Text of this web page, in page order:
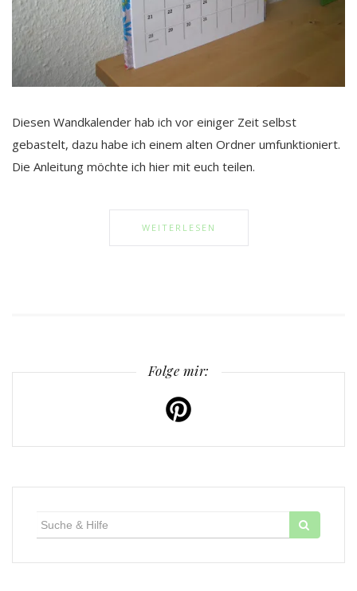
Diesen Wandkalender hab ich vor einiger Zeit selbst
gebastelt, dazu habe ich einem alten Ordner umfunktioniert.
Die Anleitung möchte ich hier mit euch teilen.
WEITERLESEN
Folge mir: